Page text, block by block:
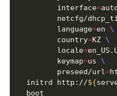
         interface
=
netcfg/
         language
=en
         country
=KZ
         locale
=
         keymap
=us
         preseed/url
=
  initrd http://
${